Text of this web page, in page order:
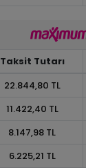
Taksit Tutarı
22.844,80 TL
11.422,40 TL
8.147,98 TL
6.225,21 TL